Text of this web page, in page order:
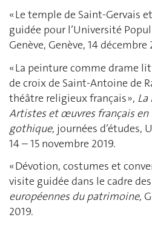
« Le temple de Saint-Gervais
guidée pour l’Université
Genève, Genève, 14 décembre
« La peinture comme drame
de croix de Saint-Antoine de
théâtre religieux français », La
Artistes et œuvres français en
gothique, journées d’études,
14 – 15 novembre 2019.
« Dévotion, costumes et
visite guidée dans le cadre des
européennes du patrimoine,
2019.